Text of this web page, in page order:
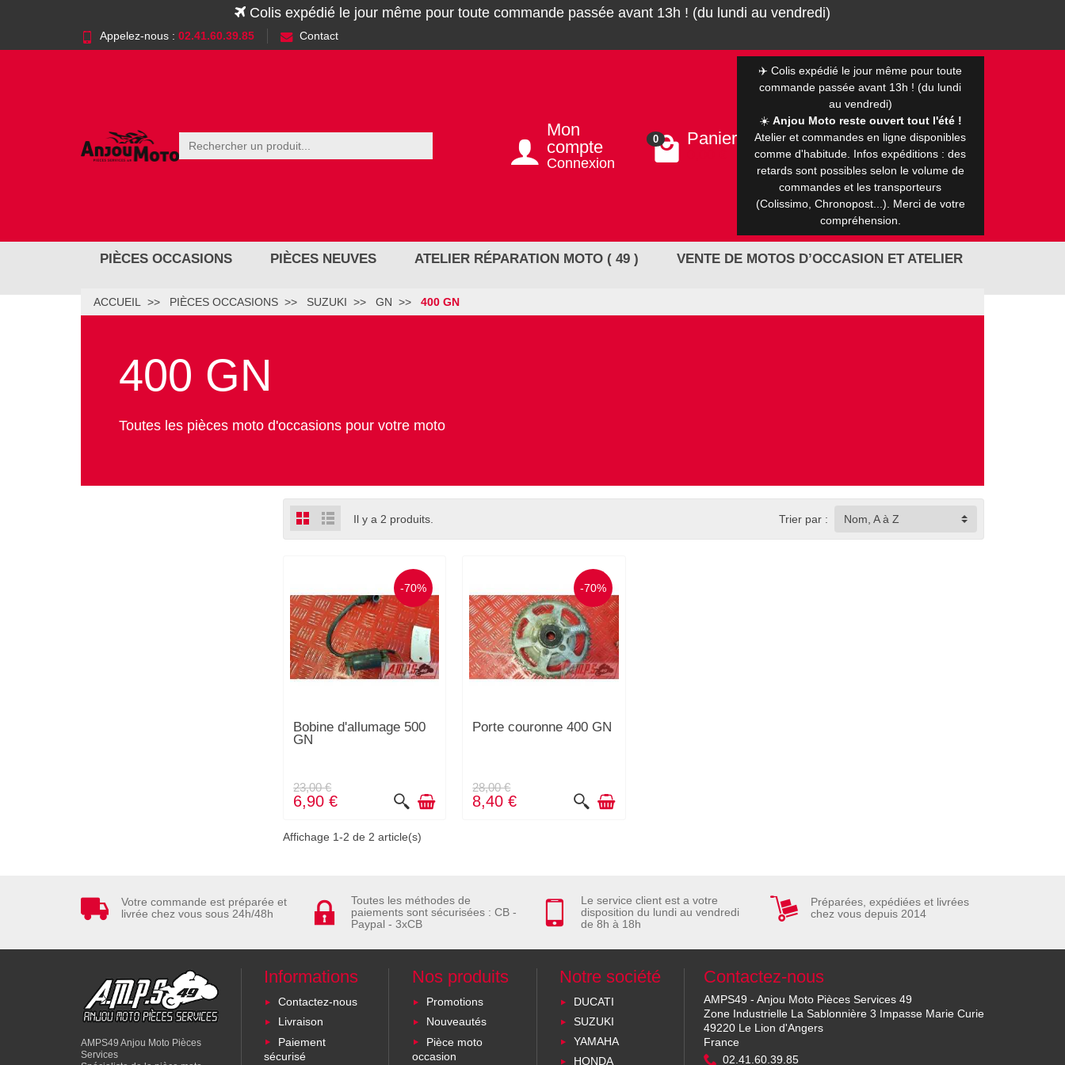
Colis expédié le jour même pour toute commande passée avant 13h ! (du lundi au vendredi)
Appelez-nous : 02.41.60.39.85 Contact
Mon
compte
Connexion
0 Panier
✈️ Colis expédié le jour même pour toute
commande passée avant 13h ! (du lundi
au vendredi)
☀️ Anjou Moto reste ouvert tout l'été !
Atelier et commandes en ligne disponibles
comme d'habitude. Infos expéditions : des
retards sont possibles selon le volume de
commandes et les transporteurs
(Colissimo, Chronopost...). Merci de votre
compréhension.
PIÈCES OCCASIONS PIÈCES NEUVES ATELIER RÉPARATION MOTO ( 49 ) VENTE DE MOTOS D’OCCASION ET ATELIER
ACCUEIL PIÈCES OCCASIONS SUZUKI GN 400 GN
400 GN
Toutes les pièces moto d'occasions pour votre moto
Il y a 2 produits. Trier par : Nom, A à Z
-70%
Bobine d'allumage 500
GN
23,00 €
6,90 €
-70%
Porte couronne 400 GN
28,00 €
8,40 €
Affichage 1-2 de 2 article(s)
Votre commande est préparée et
livrée chez vous sous 24h/48h
Toutes les méthodes de
paiements sont sécurisées : CB -
Paypal - 3xCB
Le service client est a votre
disposition du lundi au vendredi
de 8h à 18h
Préparées, expédiées et livrées
chez vous depuis 2014
AMPS49 Anjou Moto Pièces
Services
Informations
Contactez-nous
Livraison
Paiement
sécurisé
Nos produits
Promotions
Nouveautés
Pièce moto
occasion
Notre société
DUCATI
SUZUKI
YAMAHA
HONDA
Contactez-nous
AMPS49 - Anjou Moto Pièces Services 49
Zone Industrielle La Sablonnière 3 Impasse Marie Curie
49220 Le Lion d'Angers
France
02.41.60.39.85